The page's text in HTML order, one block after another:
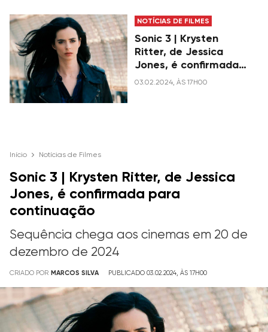
NOTÍCIAS DE FILMES
Sonic 3 | Krysten
Ritter, de Jessica
Jones, é confirmada
para continuação
03.02.2024, ÀS 17H00
Início Notícias de Filmes
Sonic 3 | Krysten Ritter, de Jessica
Jones, é confirmada para
continuação
Sequência chega aos cinemas em 20 de
dezembro de 2024
CRIADO POR MARCOS SILVA PUBLICADO 03.02.2024, ÀS 17H00